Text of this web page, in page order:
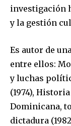
investigación
y la gestión
Es autor de
entre ellos:
y luchas
(1974), Historia
Dominicana,
dictadura